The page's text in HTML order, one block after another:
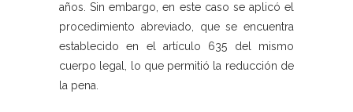
años. Sin embargo, en este caso se aplicó el
procedimiento abreviado, que se encuentra
establecido en el artículo 635 del mismo
cuerpo legal, lo que permitió la reducción de
la pena.